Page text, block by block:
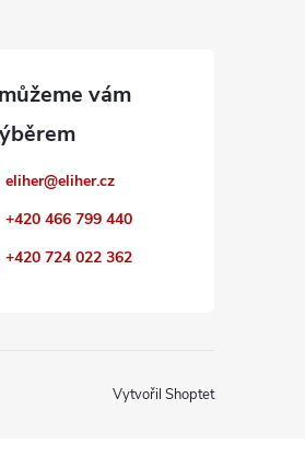
eliher@eliher.cz
+420 466 799 440
+420 724 022 362
Vytvořil Shoptet